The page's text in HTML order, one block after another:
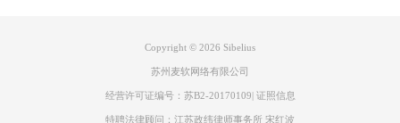
Copyright © 2026 Sibelius
苏州麦软网络有限公司
经营许可证编号：苏B2-20170109 证照信息
特聘法律顾问：江苏政纬律师事务所 宋红波